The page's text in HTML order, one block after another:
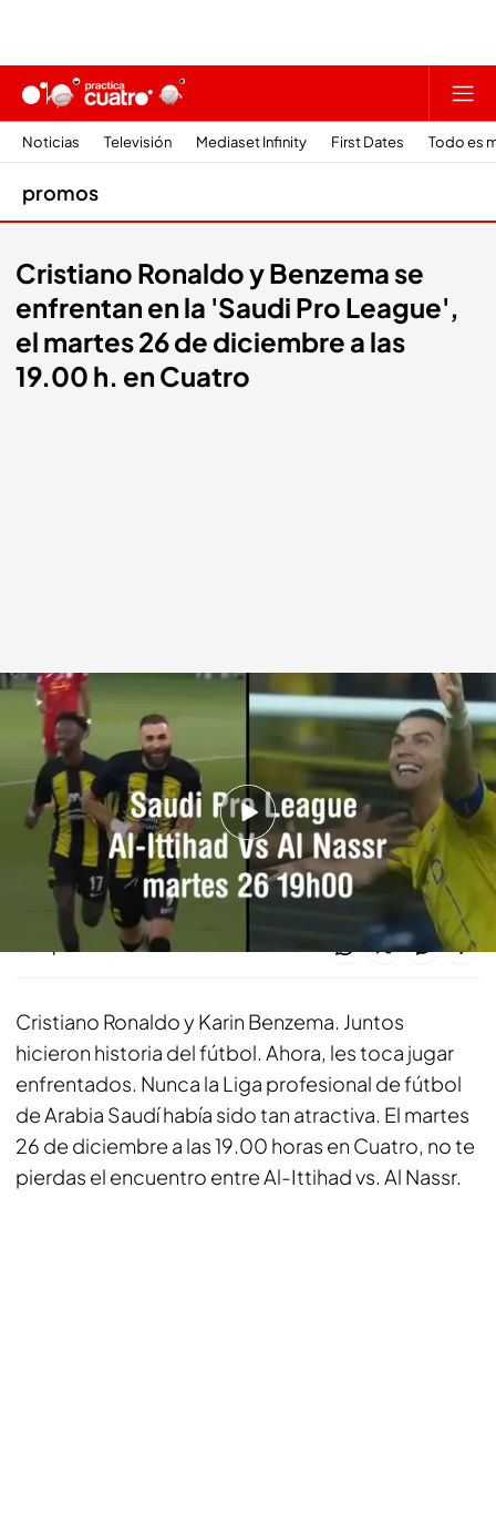
Noticias Televisión Mediaset Infinity First Dates Todo es
promos
Cristiano Ronaldo y Benzema se
enfrentan en la 'Saudi Pro League',
el martes 26 de diciembre a las
19.00 h. en Cuatro
Cristiano Ronaldo y Benzema se enfrentan en la 'Saudi Pro League', el
martes 26 de diciembre a las 19.00 h. en Cuatro
cuatro.com
15 DIC 2023 - 17:53h.
No te pierdas el encuentro entre Al-Ittihad vs.
Al Nass, en Cuatro
Compartir
Cristiano Ronaldo y Karin Benzema. Juntos
hicieron historia del fútbol. Ahora, les toca jugar
enfrentados. Nunca la Liga profesional de fútbol
de Arabia Saudí había sido tan atractiva. El martes
26 de diciembre a las 19.00 horas en Cuatro, no te
pierdas el encuentro entre Al-Ittihad vs. Al Nassr.